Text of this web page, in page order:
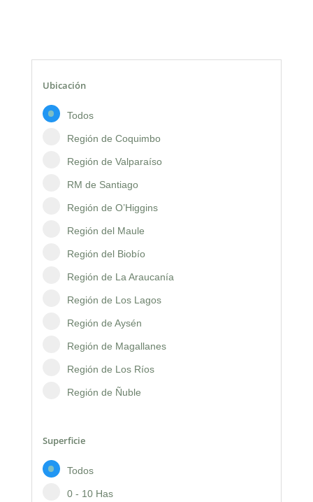
Ubicación
Todos
Región de Coquimbo
Región de Valparaíso
RM de Santiago
Región de O’Higgins
Región del Maule
Región del Biobío
Región de La Araucanía
Región de Los Lagos
Región de Aysén
Región de Magallanes
Región de Los Ríos
Región de Ñuble
Superficie
Todos
0 - 10 Has